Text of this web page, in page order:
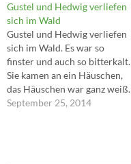
Gustel und Hedwig verliefen
sich im Wald
Gustel und Hedwig verliefen
sich im Wald. Es war so
finster und auch so bitterkalt.
Sie kamen an ein Häuschen,
das Häuschen war ganz weiß.
Es war aus reinem Zucker
September 25, 2014